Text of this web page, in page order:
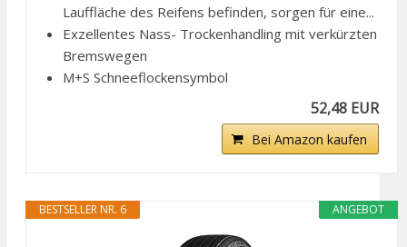
Lauffläche des Reifens befinden, sorgen für eine...
Exzellentes Nass- Trockenhandling mit verkürzten
Bremswegen
M+S Schneeflockensymbol
52,48 EUR
Bei Amazon kaufen
ANGEBOT
BESTSELLER NR. 6